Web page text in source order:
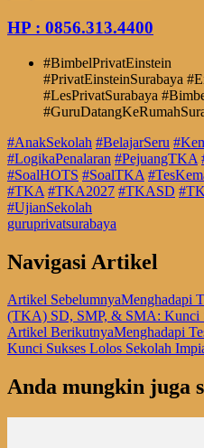
HP : 0856.313.4400
#BimbelPrivatEinstein
#PrivatEinsteinSurabaya
#LesPrivatSurabaya
#AnakSekolah #BelajarSeru
#LogikaPenalaran #PejuangTKA
#SoalHOTS #SoalTKA
#TKA #TKA2027 #TKASD
#UjianSekolah
guruprivatsurabaya
Navigasi Artikel
Artikel SebelumnyaMenghadapi
(TKA) SD, SMP, & SMA: Kunci
Artikel BerikutnyaMenghadapi
Kunci Sukses Lolos Sekolah
Anda mungkin juga